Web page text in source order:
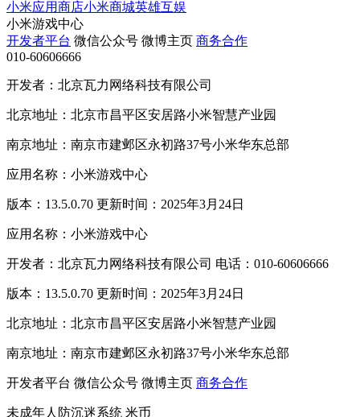
小米应用商店小米商城英雄互娱
小米游戏中心
开发者平台 微信公众号 微博主页 商务合作
010-60606666
开发者：北京瓦力网络科技有限公司
北京地址：北京市昌平区安居路小米智慧产业园
南京地址：南京市建邺区永初路37号小米华东总部
应用名称：小米游戏中心
版本：13.5.0.70 更新时间：2025年3月24日
应用名称：小米游戏中心
开发者：北京瓦力网络科技有限公司 电话：010-60606666
版本：13.5.0.70 更新时间：2025年3月24日
北京地址：北京市昌平区安居路小米智慧产业园
南京地址：南京市建邺区永初路37号小米华东总部
开发者平台 微信公众号 微博主页 商务合作
未成年人防沉迷系统 米币